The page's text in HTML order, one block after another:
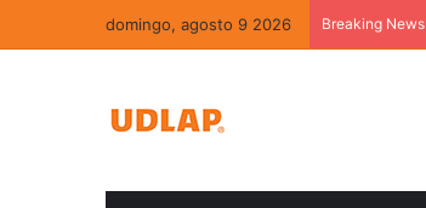
domingo, agosto 9 2026 Breaking News